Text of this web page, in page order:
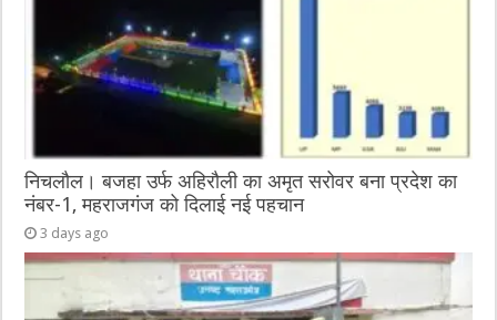
निचलौल। बजहा उर्फ अहिरौली का अमृत सरोवर बना प्रदेश का
नंबर-1, महराजगंज को दिलाई नई पहचान
3 days ago